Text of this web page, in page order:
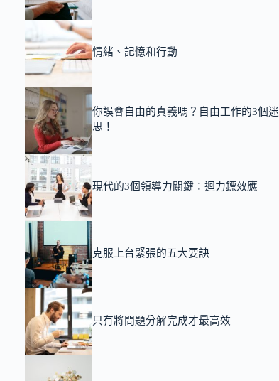
情緒、記憶和行動
你誤會自由的真義嗎？自由工作的3個迷
思！
現代的3個領導力關鍵：迴力鏢效應
克服上台緊張的五大要訣
只有將問題分解完成才最高效